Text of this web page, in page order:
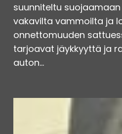
suunniteltu
vakavilta vammoilta ja
onnettomuuden
tarjoavat jäykkyyttä ja
auton…